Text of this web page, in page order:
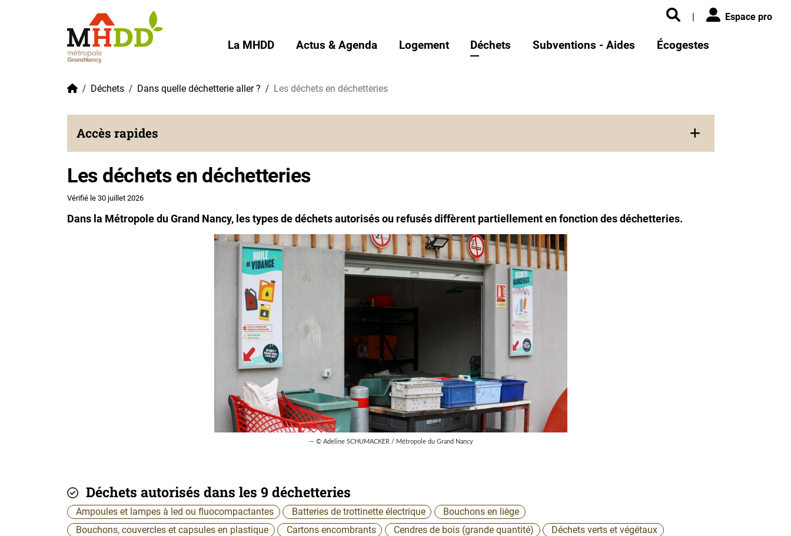
|
Espace pro
La MHDD Actus & Agenda Logement Déchets Subventions - Aides Écogestes
AccueilDéchets Dans quelle déchetterie aller ? Les déchets en déchetteries
Accès rapides
Les déchets en déchetteries
Vérifié le 30 juillet 2026
Dans la Métropole du Grand Nancy, les types de déchets autorisés ou refusés diffèrent partiellement en fonction des déchetteries.
— © Adeline SCHUMACKER / Métropole du Grand Nancy
Déchets autorisés dans les 9 déchetteries
Ampoules et lampes à led ou fluocompactantes Batteries de trottinette électrique
Bouchons en liège
Bouchons, couvercles et capsules en plastique
Cartons encombrants Cendres de bois (grande quantité)
Déchets verts et végétaux